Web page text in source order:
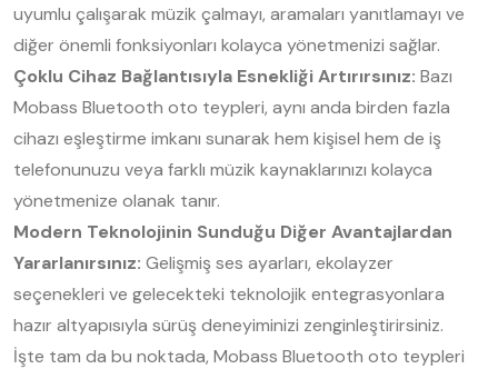
uyumlu çalışarak müzik çalmayı, aramaları yanıtlamayı ve
diğer önemli fonksiyonları kolayca yönetmenizi sağlar.
Çoklu Cihaz Bağlantısıyla Esnekliği Artırırsınız: Bazı
Mobass Bluetooth oto teypleri, aynı anda birden fazla
cihazı eşleştirme imkanı sunarak hem kişisel hem de iş
telefonunuzu veya farklı müzik kaynaklarınızı kolayca
yönetmenize olanak tanır.
Modern Teknolojinin Sunduğu Diğer Avantajlardan
Yararlanırsınız: Gelişmiş ses ayarları, ekolayzer
seçenekleri ve gelecekteki teknolojik entegrasyonlara
hazır altyapısıyla sürüş deneyiminizi zenginleştirirsiniz.
İşte tam da bu noktada, Mobass Bluetooth oto teypleri